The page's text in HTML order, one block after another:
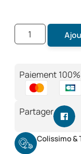
Paiement
Partager
Colissimo &